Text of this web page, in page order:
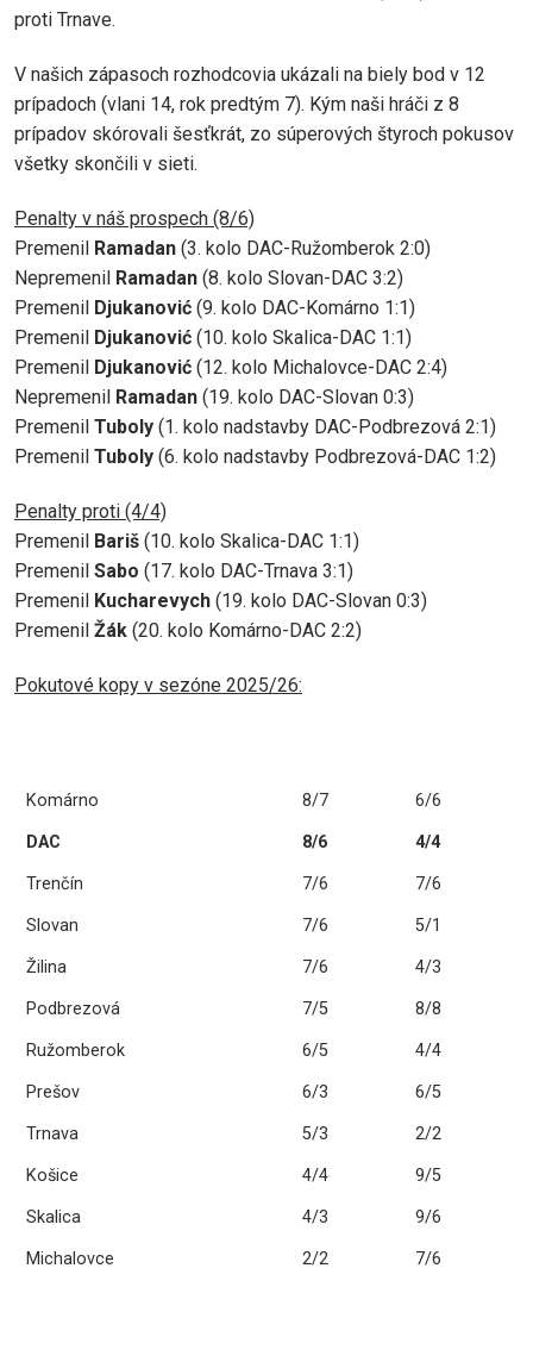
proti Trnave.
V našich zápasoch rozhodcovia ukázali na biely bod v 12
prípadoch (vlani 14, rok predtým 7). Kým naši hráči z 8
prípadov skórovali šesťkrát, zo súperových štyroch pokusov
všetky skončili v sieti.
Penalty v náš prospech (8/6)
Premenil Ramadan (3. kolo DAC-Ružomberok 2:0)
Nepremenil Ramadan (8. kolo Slovan-DAC 3:2)
Premenil Djukanović (9. kolo DAC-Komárno 1:1)
Premenil Djukanović (10. kolo Skalica-DAC 1:1)
Premenil Djukanović (12. kolo Michalovce-DAC 2:4)
Nepremenil Ramadan (19. kolo DAC-Slovan 0:3)
Premenil Tuboly (1. kolo nadstavby DAC-Podbrezová 2:1)
Premenil Tuboly (6. kolo nadstavby Podbrezová-DAC 1:2)
Penalty proti (4/4)
Premenil Bariš (10. kolo Skalica-DAC 1:1)
Premenil Sabo (17. kolo DAC-Trnava 3:1)
Premenil Kucharevych (19. kolo DAC-Slovan 0:3)
Premenil Žák (20. kolo Komárno-DAC 2:2)
Pokutové kopy v sezóne 2025/26:
Komárno 8/7 6/6
DAC 8/6 4/4
Trenčín 7/6 7/6
Slovan 7/6 5/1
Žilina 7/6 4/3
Podbrezová 7/5 8/8
Ružomberok 6/5 4/4
Prešov 6/3 6/5
Trnava 5/3 2/2
Košice 4/4 9/5
Skalica 4/3 9/6
Michalovce 2/2 7/6